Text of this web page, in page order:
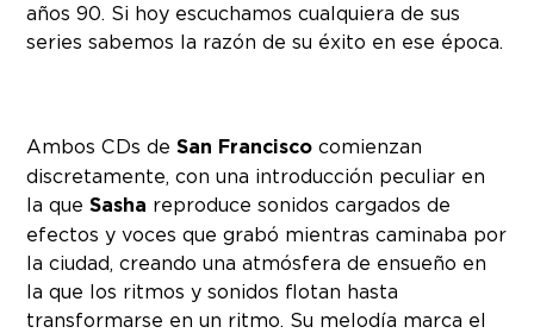
años 90. Si hoy escuchamos cualquiera de sus
series sabemos la razón de su éxito en ese época.
Ambos CDs de San Francisco comienzan
discretamente, con una introducción peculiar en
la queSasha reproduce sonidos cargados de
efectos y voces que grabó mientras caminaba por
la ciudad, creando una atmósfera de ensueño en
la que los ritmos y sonidos flotan hasta
transformarse en un ritmo. Su melodía marca el